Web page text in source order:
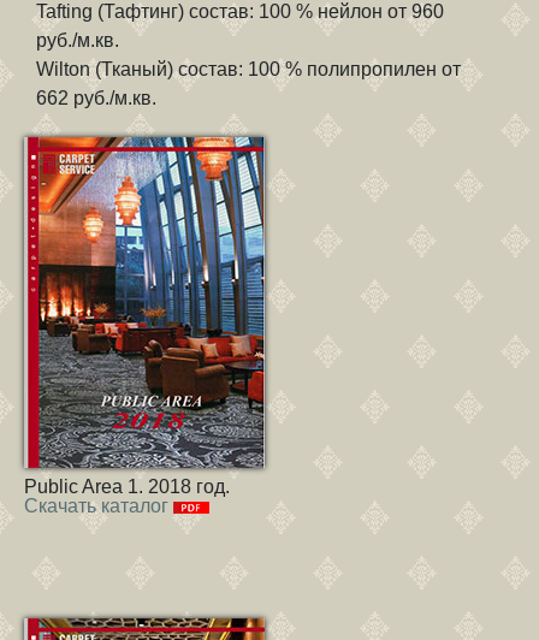
Tafting (Тафтинг) состав: 100 % нейлон от 960
руб./м.кв.
Wilton (Тканый) состав: 100 % полипропилен от
662 руб./м.кв.
Public Area 1. 2018 год.
Скачать каталог